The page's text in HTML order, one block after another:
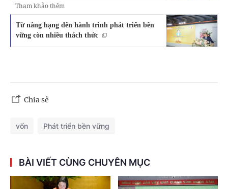
Tham khảo thêm
Từ nâng hạng đến hành trình phát triển bền
vững còn nhiều thách thức
Chia sẻ
vốn Phát triển bền vững
BÀI VIẾT CÙNG CHUYÊN MỤC